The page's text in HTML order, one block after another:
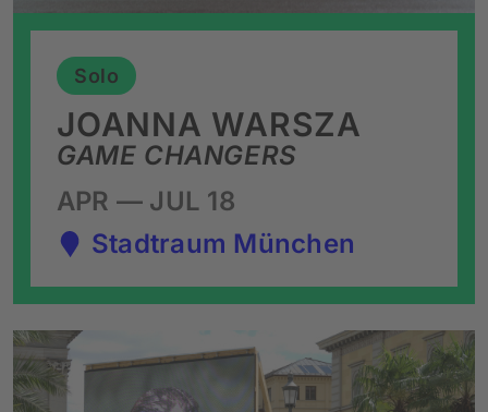
Solo
GAME CHANGERS
JOANNA WARSZA
APR — JUL 18
Stadtraum München